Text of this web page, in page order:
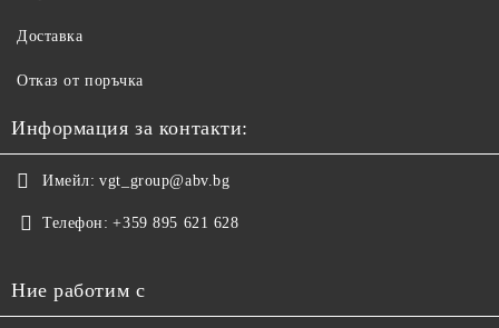
Доставка
Отказ от поръчка
Информация за контакти:
Имейл: vgt_group@abv.bg
Телефон: +359 895 621 628
Ние работим с